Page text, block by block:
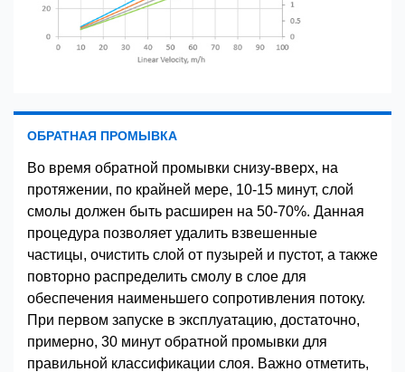
ОБРАТНАЯ ПРОМЫВКА
Во время обратной промывки снизу-вверх, на
протяжении, по крайней мере, 10-15 минут, слой
смолы должен быть расширен на 50-70%. Данная
процедура позволяет удалить взвешенные
частицы, очистить слой от пузырей и пустот, а также
повторно распределить смолу в слое для
обеспечения наименьшего сопротивления потоку.
При первом запуске в эксплуатацию, достаточно,
примерно, 30 минут обратной промывки для
правильной классификации слоя. Важно отметить,